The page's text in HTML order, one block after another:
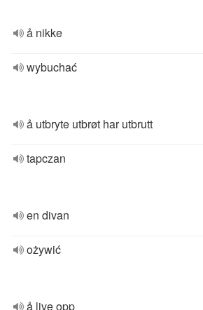
å nikke
wybuchać
å utbryte utbrøt har utbrutt
tapczan
en divan
ożywić
å live opp